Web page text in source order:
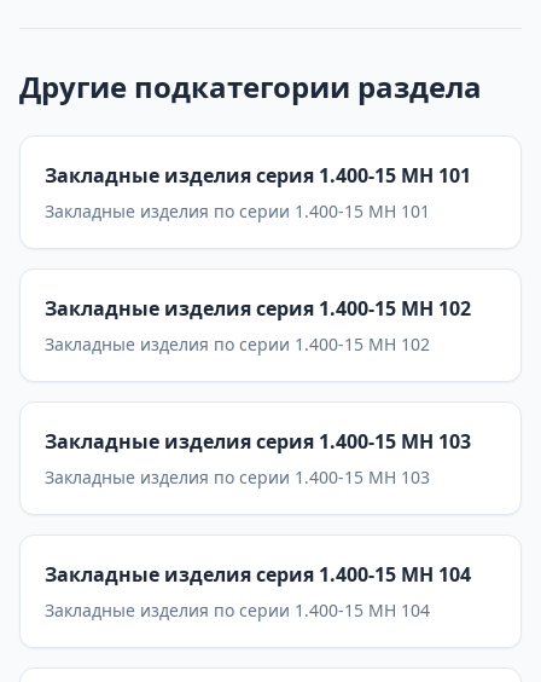
Другие подкатегории раздела
Закладные изделия серия 1.400-15 МН 101
Закладные изделия по серии 1.400-15 МН 101
Закладные изделия серия 1.400-15 МН 102
Закладные изделия по серии 1.400-15 МН 102
Закладные изделия серия 1.400-15 МН 103
Закладные изделия по серии 1.400-15 МН 103
Закладные изделия серия 1.400-15 МН 104
Закладные изделия по серии 1.400-15 МН 104